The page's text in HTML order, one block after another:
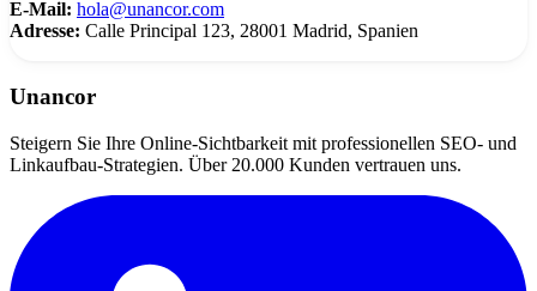
E-Mail: hola@unancor.com
Adresse: Calle Principal 123, 28001 Madrid, Spanien
Unancor
Steigern Sie Ihre Online-Sichtbarkeit mit professionellen SEO- und
Linkaufbau-Strategien. Über 20.000 Kunden vertrauen uns.